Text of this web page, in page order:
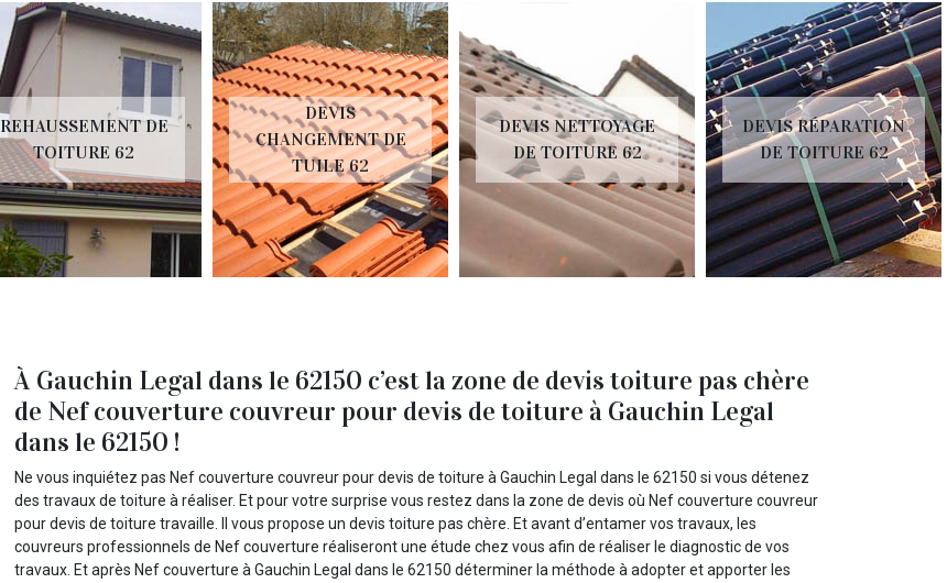
REHAUSSEMENT DE
TOITURE 62
DEVIS
CHANGEMENT DE
TUILE 62
DEVIS NETTOYAGE
DE TOITURE 62
DEVIS RÉPARATION
DE TOITURE 62
À Gauchin Legal dans le 62150 c’est la zone de devis toiture pas chère
de Nef couverture couvreur pour devis de toiture à Gauchin Legal
dans le 62150 !
Ne vous inquiétez pas Nef couverture couvreur pour devis de toiture à Gauchin Legal dans le 62150 si vous détenez
des travaux de toiture à réaliser. Et pour votre surprise vous restez dans la zone de devis où Nef couverture couvreur
pour devis de toiture travaille. Il vous propose un devis toiture pas chère. Et avant d’entamer vos travaux, les
couvreurs professionnels de Nef couverture réaliseront une étude chez vous afin de réaliser le diagnostic de vos
travaux. Et après Nef couverture à Gauchin Legal dans le 62150 déterminer la méthode à adopter et apporter les